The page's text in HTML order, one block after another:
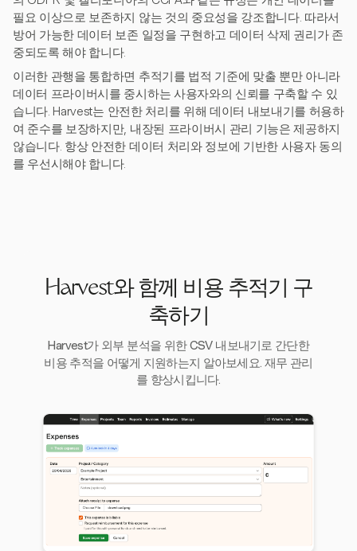
필요 이상으로 보존하지 않는 것의 중요성을 강조합니다. 따라서
방어 가능한 데이터 보존 일정을 구현하고 데이터 삭제 권리가 존
중되도록 해야 합니다.
이러한 관행을 통합하면 추적기를 법적 기준에 맞출 뿐만 아니라
데이터 프라이버시를 중시하는 사용자와의 신뢰를 구축할 수 있
습니다. Harvest는 안전한 처리를 위해 데이터 내보내기를 허용하
여 준수를 보장하지만, 내장된 프라이버시 관리 기능은 제공하지
않습니다. 항상 안전한 데이터 처리와 정보에 기반한 사용자 동의
를 우선시해야 합니다.
Harvest와 함께 비용 추적기 구
축하기
Harvest가 외부 분석을 위한 CSV 내보내기로 간단한
비용 추적을 어떻게 지원하는지 알아보세요. 재무 관리
를 향상시킵니다.